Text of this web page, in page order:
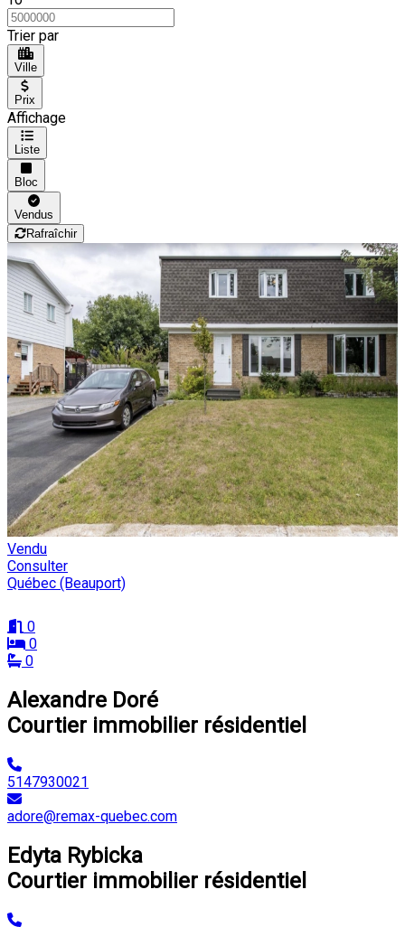
Trier par
Ville
Prix
Affichage
Liste
Bloc
Vendus
Rafraîchir
Vendu
Consulter
Québec (Beauport)
0
0
0
Alexandre Doré
Courtier immobilier résidentiel
5147930021
adore@remax-quebec.com
Edyta Rybicka
Courtier immobilier résidentiel